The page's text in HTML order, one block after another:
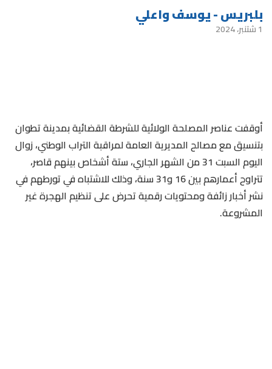
بلبريس - يوسف واعلي
1 شتنبر، 2024
أوقفت عناصر المصلحة الولائية للشرطة القضائية بمدينة تطوان
بتنسيق مع مصالح المديرية العامة لمراقبة التراب الوطني، زوال
اليوم السبت 31 من الشهر الجاري، ستة أشخاص بينهم قاصر،
تتراوح أعمارهم بين 16 و31 سنة، وذلك للاشتباه في تورطهم في
نشر أخبار زائفة ومحتويات رقمية تحرض على تنظيم الهجرة غير
المشروعة.